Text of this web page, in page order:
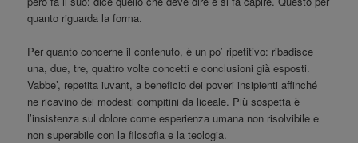
quanto riguarda la forma.
Per quanto concerne il contenuto, è un po’ ripetitivo: ribadisce
una, due, tre, quattro volte concetti e conclusioni già esposti.
Vabbe’, repetita iuvant, a beneficio dei poveri insipienti affinché
ne ricavino dei modesti compitini da liceale. Più sospetta è
l’insistenza sul dolore come esperienza umana non risolvibile e
non superabile con la filosofia e la teologia.